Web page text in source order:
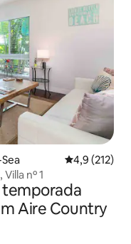
4,9 de uma
4,9 (212)
nº 1
temporada
Aire Country